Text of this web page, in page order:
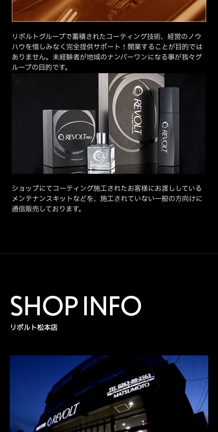
リボルトグループで蓄積されたコーティング技術、経営のノウ
ハウを惜しみなく完全提供サポート！開業することが目的では
ありません。未経験者が地域のナンバーワンになる事が我々グ
ループの目的です。
ショップにてコーティング施工されたお客様にお渡ししている
メンテナンスキットなどを、施工されていない一般の方向けに
通信販売しております。
SHOP INFO
リボルト松本店